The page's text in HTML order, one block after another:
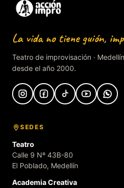
La vida no tiene guión,
Teatro de improvisación ·
desde el año 2000.
SEDES
Teatro
Calle 9 Nº 43B-80
El Poblado, Medellín
Academia Creativa